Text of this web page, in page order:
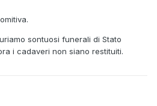
sontuosi funerali di Stato
i cadaveri non siano restituiti.